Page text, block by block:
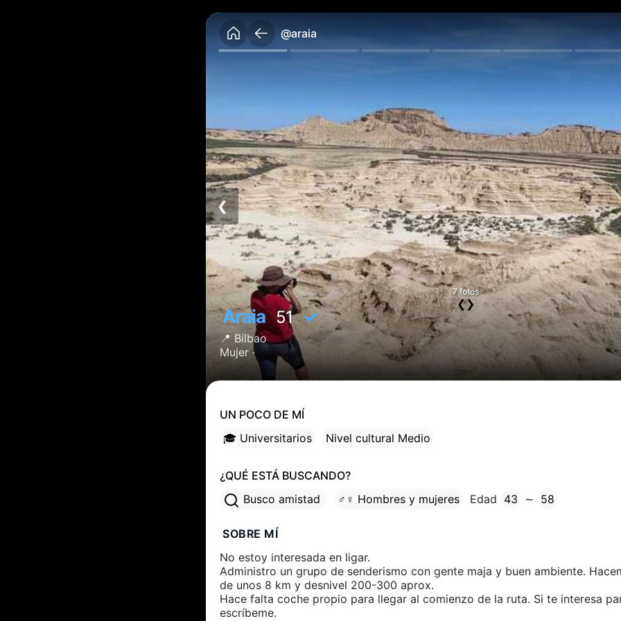
@araia
Araia51✓
📍 Bilbao
Mujer ·
❮
7 fotos
❮❯
UN POCO DE MÍ
🎓 Universitarios
Nivel cultural Medio
¿QUÉ ESTÁ BUSCANDO?
Busco amistad
♂♀ Hombres y mujeres Edad 43 ∼ 58
SOBRE MÍ
No estoy interesada en ligar.
Administro un grupo de senderismo con gente maja y buen ambiente.
de unos 8 km y desnivel 200-300 aprox.
Hace falta coche propio para llegar al comienzo de la ruta. Si te interesa
escríbeme.